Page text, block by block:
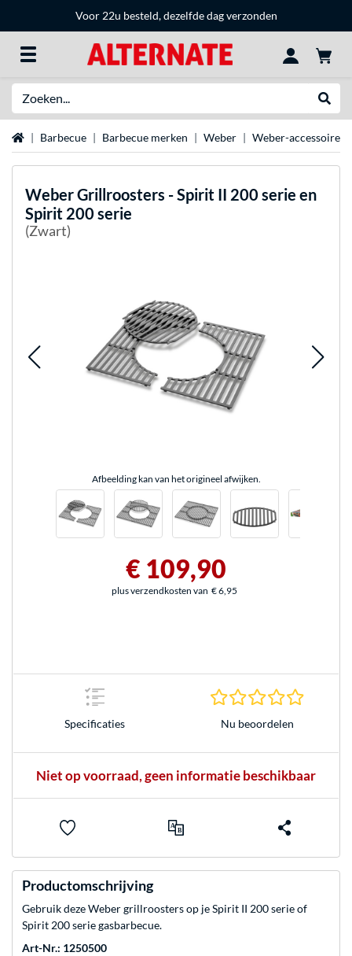
Voor 22u besteld, dezelfde dag verzonden
Home Barbecue Barbecue merken Weber Weber-accessoires
WeberGrillroosters - Spirit II 200 serie en
Spirit 200 serie
(Zwart)
Afbeelding kan van het origineel afwijken.
€ 109,90
plus verzendkosten van € 6,95
Specificaties Nu beoordelen
Niet op voorraad, geen informatie beschikbaar
Productomschrijving
Gebruik deze Weber grillroosters op je Spirit II 200 serie of
Spirit 200 serie gasbarbecue.
Art-Nr.: 1250500